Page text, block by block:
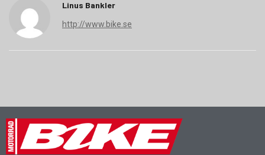
Linus Bankler
http://www.bike.se